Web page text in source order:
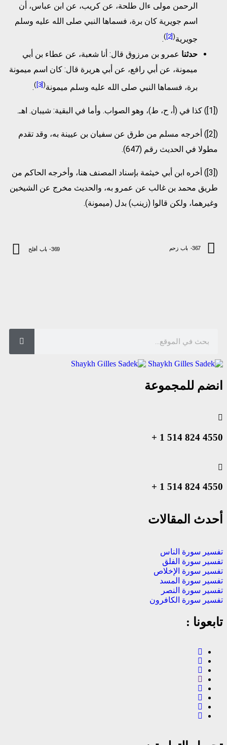
الرحمن مولى ءال طلحة، عن كريب، عن ابن عباس، أن
اسم جويرية كان برة، فسماها النبي صلى الله عليه وسلم
جويرية(
)
.
حدثنا عمرو بن مرزوق قال: أنا شعبة، عن عطاء بن أبي
ميمونة، عن أبي رافع، عن أبي هريرة قال: كان اسم ميمونة
برة، فسماها النبي صلى الله عليه وسلم ميمونة(
)
.
([1]) كذا في (أ، ح، ط)، وهو الصواب. وأما في البقية: شيبان. اهـ.
([2]) أخرجه مسلم من طرق عن سفيان بن عيينة به، وقد تقدم
مطولا في الحديث رقم (647).
([3]) أخره ابن أبي خيثمة بإسناد المصنف هنا، وأخرجه الحاكم من
طريق محمد بن غالب عن عمرو به، والحديث مخرج عن الشيخين
وغيرهما، ولكن قالوا (زينب) بدل (ميمونة).
367- باب زحم 369- باب أفلح
انضم للمجموعة
4550 824 514 1 +
4550 824 514 1 +
أحدث المقالات
تفسير سورة الناس
تفسير سورة الفلق
تفسير سورة الإخلاص
تفسير سورة المسد
تفسير سورة النصر
تفسير سورة الكافرون
تابعونا :